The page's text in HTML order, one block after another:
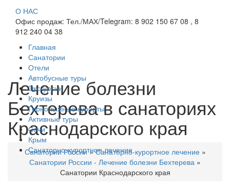
О НАС
Офис продаж: Тел./МАХ/Telegram: 8 902 150 67 08 , 8
912 240 04 38
Главная
Санатории
Отели
Автобусные туры
Экскурсии
Круизы
Горнолыжные курорты
Активные туры
Сочи
Крым
Санаторно-курортное лечение
Лечение болезни
Бехтерева в санаториях
Краснодарского края
Санатории России»Санаторно-курортное лечение»
Санатории России - Лечение болезни Бехтерева »
Санатории Краснодарского края